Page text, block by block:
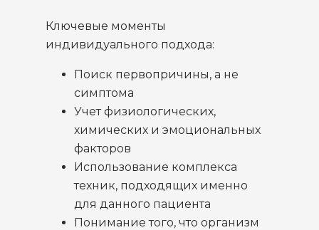
Ключевые моменты
индивидуального подхода:
Поиск первопричины, а не
симптома
Учет физиологических,
химических и эмоциональных
факторов
Использование комплекса
техник, подходящих именно
для данного пациента
Понимание того, что организм